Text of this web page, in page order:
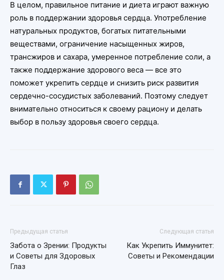
В целом, правильное питание и диета играют важную
роль в поддержании здоровья сердца. Употребление
натуральных продуктов, богатых питательными
веществами, ограничение насыщенных жиров,
трансжиров и сахара, умеренное потребление соли, а
также поддержание здорового веса — все это
поможет укрепить сердце и снизить риск развития
сердечно-сосудистых заболеваний. Поэтому следует
внимательно относиться к своему рациону и делать
выбор в пользу здоровья своего сердца.
Предыдущая статья
Забота о Зрении: Продукты
и Советы для Здоровых
Глаз
Следующая статья
Как Укрепить Иммунитет:
Советы и Рекомендации